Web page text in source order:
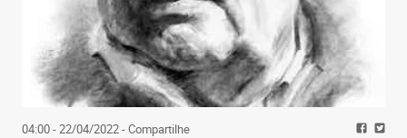
04:00 - 22/04/2022- Compartilhe